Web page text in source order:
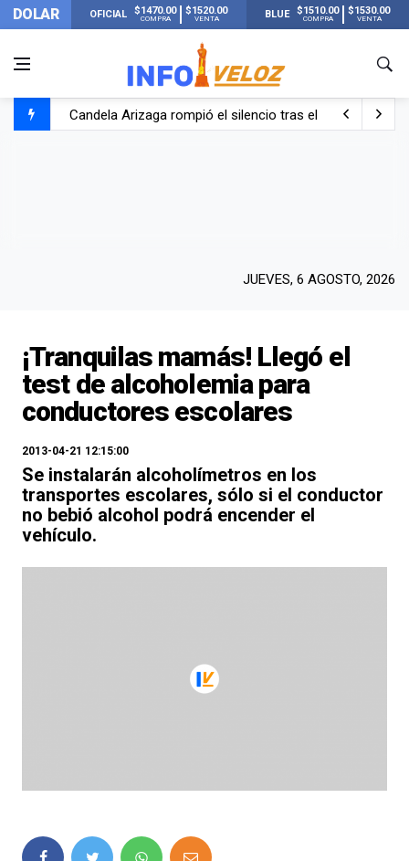
DOLAR OFICIAL $1470.00
COMPRA
$1520.00
VENTA BLUE $1510.00
COMPRA
$1530.00
VENTA
Candela Arizaga rompió el silencio tras el incidente con
JUEVES, 6 AGOSTO, 2026
¡Tranquilas mamás! Llegó el
test de alcoholemia para
conductores escolares
2013-04-21 12:15:00
Se instalarán alcoholímetros en los
transportes escolares, sólo si el conductor
no bebió alcohol podrá encender el
vehículo.